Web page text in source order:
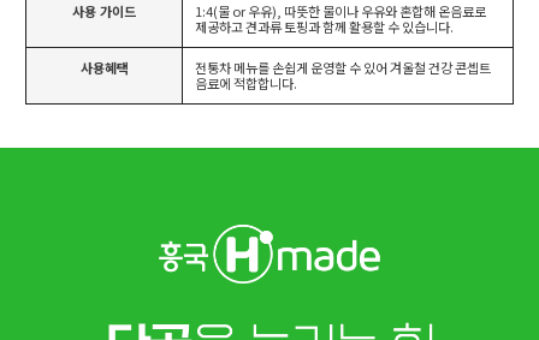
사용 가이드
1:4(물 or 우유), 따뜻한 물이나 우유와 혼합해 온음료로
제공하고 견과류 토핑과 함께 활용할 수 있습니다.
사용혜택
전통차 메뉴를 손쉽게 운영할 수 있어 겨울철 건강 콘셉트
음료에 적합합니다.